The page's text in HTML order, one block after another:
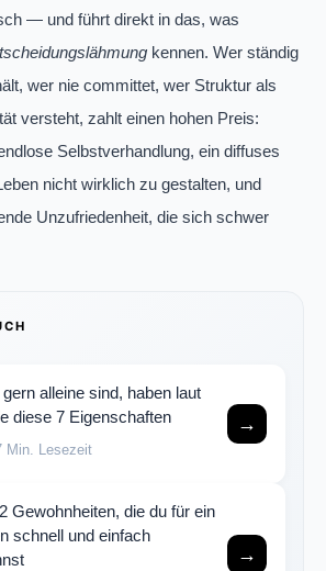
— und führt direkt in das, was
kennen. Wer ständig
wer nie committet, wer Struktur als
versteht, zahlt einen hohen Preis:
Selbstverhandlung, ein diffuses
nicht wirklich zu gestalten, und
Unzufriedenheit, die sich schwer
alleine sind, haben laut
diese 7 Eigenschaften
Min. Lesezeit
→
Gewohnheiten, die du für ein
schnell und einfach
→